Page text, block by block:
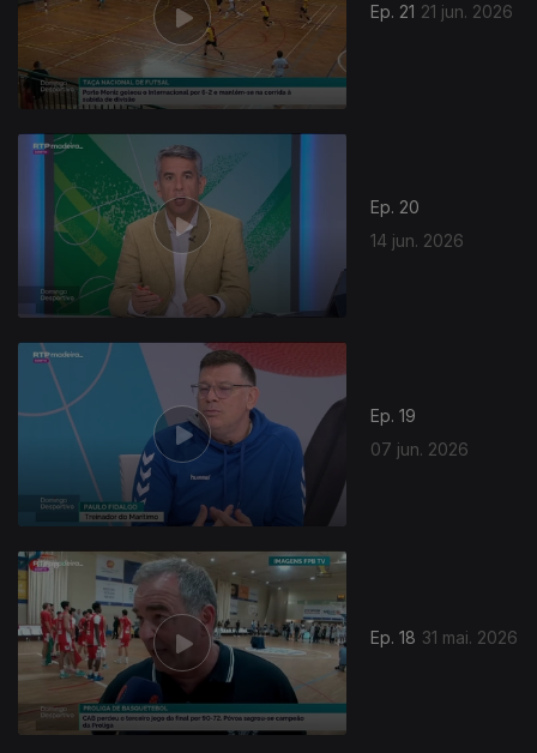
Ep. 21 21 jun. 2026
Ep. 20
14 jun. 2026
Ep. 19
07 jun. 2026
Ep. 18 31 mai. 2026